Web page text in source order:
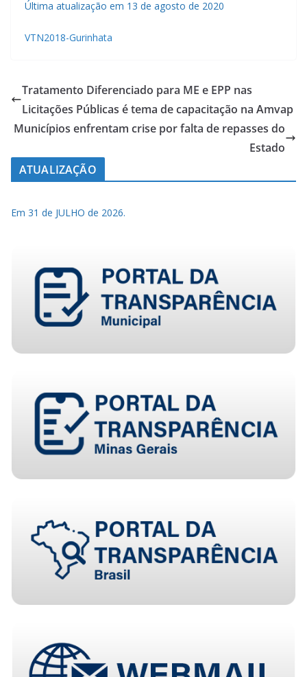
Última atualização em 13 de agosto de 2020
VTN2018-Gurinhata
Tratamento Diferenciado para ME e EPP nas
Licitações Públicas é tema de capacitação na Amvap
Municípios enfrentam crise por falta de repasses do
Estado
ATUALIZAÇÃO
Em 31 de JULHO de 2026.